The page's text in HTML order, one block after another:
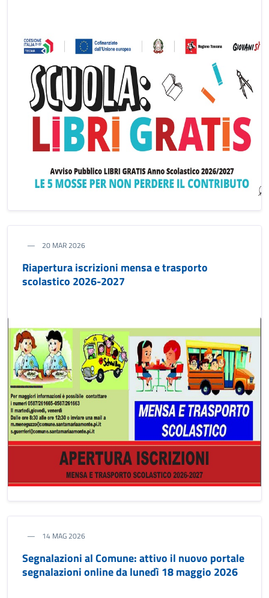
20 MAR 2026
Riapertura iscrizioni mensa e trasporto
scolastico 2026-2027
14 MAG 2026
Segnalazioni al Comune: attivo il nuovo portale
segnalazioni online da lunedì 18 maggio 2026